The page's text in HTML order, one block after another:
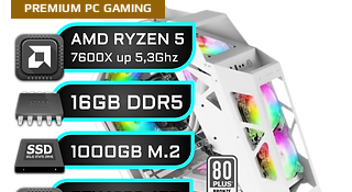
PREMIUM PC GAMING